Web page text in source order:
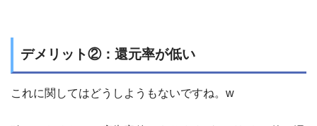
デメリット②：還元率が低い
これに関してはどうしようもないですね。w